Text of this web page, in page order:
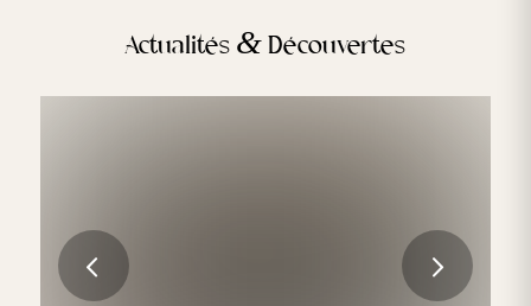
Actualités & Découvertes